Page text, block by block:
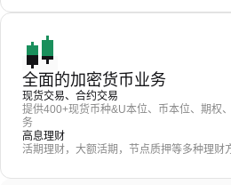
全面的加密货币业务
现货交易、合约交易
提供400+现货币种&U本位、币本位、期权
务
高息理财
活期理财，大额活期，节点质押等多种理财